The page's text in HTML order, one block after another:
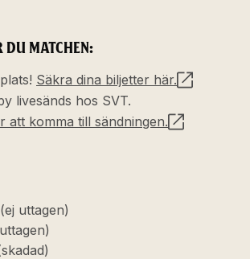
DU MATCHEN:
Säkra dina biljetter här.
livesänds hos SVT.
att komma till sändningen.
uttagen)